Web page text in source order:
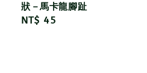
狀－馬卡龍腳趾
Regular
NT$ 45